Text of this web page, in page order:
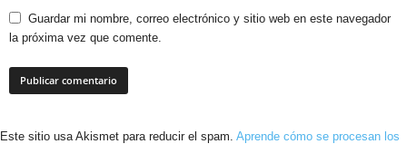
Guardar mi nombre, correo electrónico y sitio web en este navegador
la próxima vez que comente.
Este sitio usa Akismet para reducir el spam. Aprende cómo se procesan los